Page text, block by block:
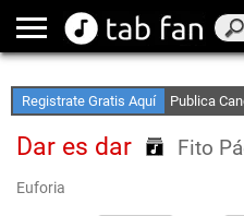
Registrate Gratis Aquí Publica
Dar es dar Fito
Euforia